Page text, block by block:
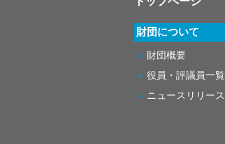
財団について
財団概要
役員・評議員一覧
ニュースリリース